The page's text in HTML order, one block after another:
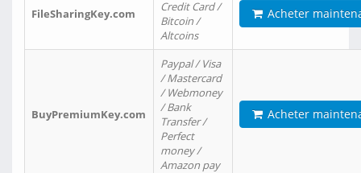
FileSharingKey.com
Credit Card /
Bitcoin /
Altcoins
Acheter
BuyPremiumKey.com
Paypal / Visa
/ Mastercard
/ Webmoney
/ Bank
Transfer /
Perfect
money /
Amazon pay
Acheter